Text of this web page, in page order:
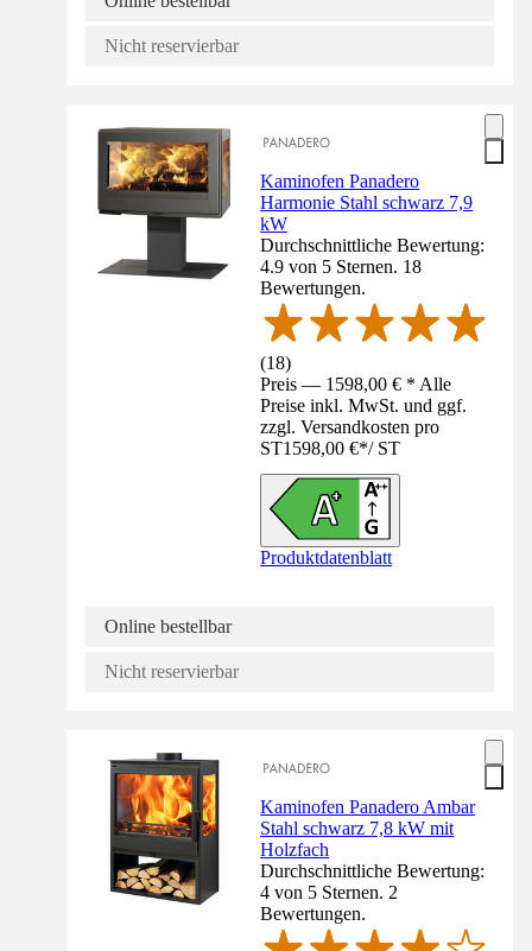
Nicht reservierbar
Kaminofen Panadero
Harmonie Stahl schwarz 7,9
kW
Durchschnittliche Bewertung:
4.9 von 5 Sternen. 18
Bewertungen.
(18)
Preis — 1598,00 € * Alle
Preise inkl. MwSt. und ggf.
zzgl. Versandkosten pro
ST1598,00 €*/ ST
Produktdatenblatt
Online bestellbar
Nicht reservierbar
Kaminofen Panadero Ambar
Stahl schwarz 7,8 kW mit
Holzfach
Durchschnittliche Bewertung:
4 von 5 Sternen. 2
Bewertungen.